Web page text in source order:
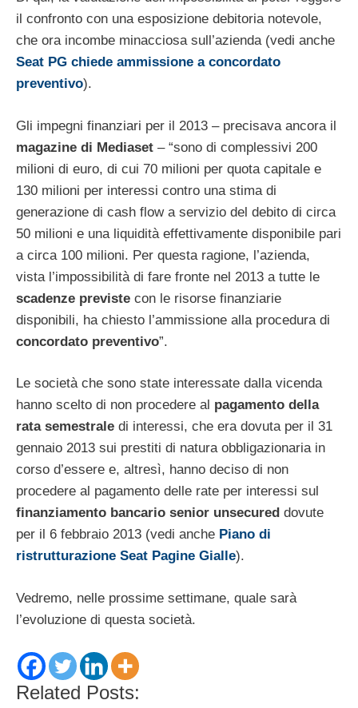
il confronto con una esposizione debitoria notevole,
che ora incombe minacciosa sull’azienda (vedi anche
Seat PG chiede ammissione a concordato
preventivo).
Gli impegni finanziari per il 2013 – precisava ancora il
magazine di Mediaset – “sono di complessivi 200
milioni di euro, di cui 70 milioni per quota capitale e
130 milioni per interessi contro una stima di
generazione di cash flow a servizio del debito di circa
50 milioni e una liquidità effettivamente disponibile pari
a circa 100 milioni. Per questa ragione, l’azienda,
vista l’impossibilità di fare fronte nel 2013 a tutte le
scadenze previste con le risorse finanziarie
disponibili, ha chiesto l’ammissione alla procedura di
concordato preventivo”.
Le società che sono state interessate dalla vicenda
hanno scelto di non procedere al pagamento della
rata semestrale di interessi, che era dovuta per il 31
gennaio 2013 sui prestiti di natura obbligazionaria in
corso d’essere e, altresì, hanno deciso di non
procedere al pagamento delle rate per interessi sul
finanziamento bancario senior unsecured dovute
per il 6 febbraio 2013 (vedi anche Piano di
ristrutturazione Seat Pagine Gialle).
Vedremo, nelle prossime settimane, quale sarà
l’evoluzione di questa società.
Related Posts: